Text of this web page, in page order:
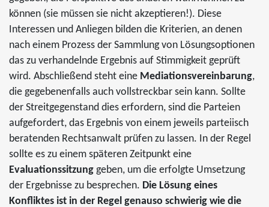
können (sie müssen sie nicht akzeptieren!). Diese
Interessen und Anliegen bilden die Kriterien, an denen
nach einem Prozess der Sammlung von Lösungsoptionen
das zu verhandelnde Ergebnis auf Stimmigkeit geprüft
wird. Abschließend steht eine Mediationsvereinbarung,
die gegebenenfalls auch vollstreckbar sein kann. Sollte
der Streitgegenstand dies erfordern, sind die Parteien
aufgefordert, das Ergebnis von einem jeweils parteiisch
beratenden Rechtsanwalt prüfen zu lassen. In der Regel
sollte es zu einem späteren Zeitpunkt eine
Evaluationssitzung geben, um die erfolgte Umsetzung
der Ergebnisse zu besprechen. Die Lösung eines
Konfliktes ist in der Regel genauso schwierig wie die